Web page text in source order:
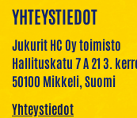
YHTEYSTIEDOT
Jukurit HC Oy toimisto
Hallituskatu 7 A 21 3.
50100 Mikkeli, Suomi
Yhteystiedot